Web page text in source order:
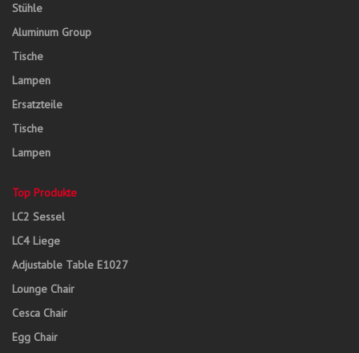
Stühle
Aluminum Group
Tische
Lampen
Ersatzteile
Tische
Lampen
Top Produkte
LC2 Sessel
LC4 Liege
Adjustable Table E1027
Lounge Chair
Cesca Chair
Egg Chair